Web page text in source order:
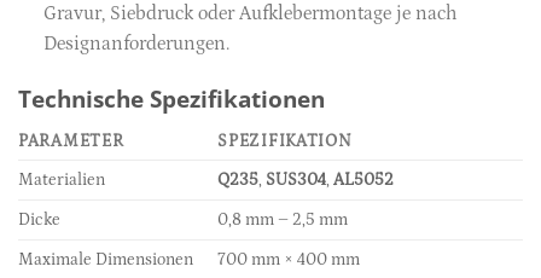
Gravur, Siebdruck oder Aufklebermontage je nach
Designanforderungen.
Technische Spezifikationen
PARAMETER
SPEZIFIKATION
Materialien
Q235, SUS304,AL5052
Dicke 0,8 mm – 2,5 mm
Maximale Dimensionen 700 mm × 400 mm